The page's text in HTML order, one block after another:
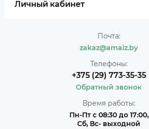
Личный кабинет
Почта:
zakaz@amaiz.by
Телефоны:
+375 (29) 773-35-35
Обратный звонок
Время работы:
Пн-Пт с 08:30 до 17:00,
Сб, Вс- выходной